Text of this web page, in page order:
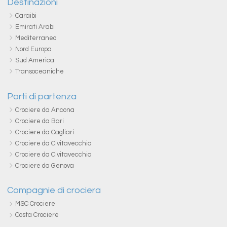
Destinazioni
Caraibi
Emirati Arabi
Mediterraneo
Nord Europa
Sud America
Transoceaniche
Porti di partenza
Crociere da Ancona
Crociere da Bari
Crociere da Cagliari
Crociere da Civitavecchia
Crociere da Civitavecchia
Crociere da Genova
Compagnie di crociera
MSC Crociere
Costa Crociere